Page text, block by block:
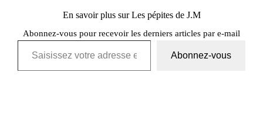
En savoir plus sur Les pépites de J.M
Abonnez-vous pour recevoir les derniers articles par e-mail
Saisissez votre adresse e-mail…
Abonnez-vous